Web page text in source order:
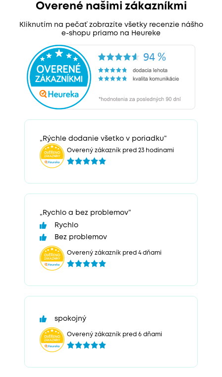
Overené našimi zákazníkmi
Kliknutím na pečať zobrazíte všetky recenzie nášho
e-shopu priamo na Heureke
„Rýchle dodanie všetko v poriadku“
Overený zákazník pred 23 hodinami
„Rychlo a bez problemov“
Rychlo
Bez problemov
Overený zákazník pred 4 dňami
spokojný
Overený zákazník pred 6 dňami